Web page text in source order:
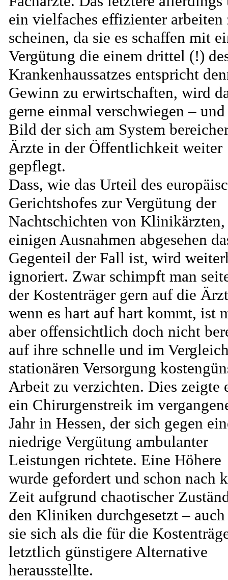
ein vielfaches effizienter arbeiten
scheinen, da sie es schaffen mit
Vergütung die einem drittel (!)
Krankenhaussatzes entspricht
Gewinn zu erwirtschaften, wird
gerne einmal verschwiegen – und
Bild der sich am System
Ärzte in der Öffentlichkeit weiter
gepflegt.
Dass, wie das Urteil des
Gerichtshofes zur Vergütung der
Nachtschichten von
einigen Ausnahmen abgesehen
Gegenteil der Fall ist, wird
ignoriert. Zwar schimpft man
der Kostenträger gern auf die
wenn es hart auf hart kommt, ist
aber offensichtlich doch nicht
auf ihre schnelle und im
stationären Versorgung
Arbeit zu verzichten. Dies zeigte
ein Chirurgenstreik im
Jahr in Hessen, der sich gegen
niedrige Vergütung ambulanter
Leistungen richtete. Eine Höhere
wurde gefordert und schon nach
Zeit aufgrund chaotischer
den Kliniken durchgesetzt –
sie sich als die für die
letztlich günstigere Alternative
herausstellte.